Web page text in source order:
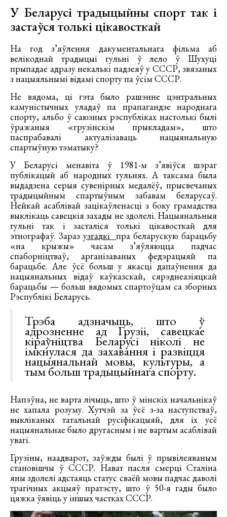
У Беларусі традыцыйны спорт так і
застаўся толькі цікавосткай
На год з’яўлення дакументальнага фільма аб
велікоднай традыцыі гульні ў лело ў Шухуці
прыпадае адразу некалькі падзеяў у СССР, звязаных
з нацыяльнымі відамі спорту па ўсім СССР.
Не вядома, ці гэта было рашэнне цэнтральных
камуністычных уладаў па прапагандзе народнага
спорту, альбо ў саюзных рэспубліках настолькі былі
ўражаныя «грузінскім прыкладам», што
паспрабавалі актуалізаваць нацыянальную
спартыўную тэматыку?
У Беларусі менавіта ў 1981-м з’явіўся шэраг
публікацый аб народных гульнях. А таксама была
выдадзена серыя сувенірных медалёў, прысвечаных
традыцыйным спартыўным забавам беларусаў.
Нейкай асаблівай зацікаўленасці з боку грамадства
выклікаць савецкія захады не здолелі. Нацыянальныя
гульні так і засталіся толькі цікавосткай для
этнографаў. Зараз узгадкі пра беларускую барацьбу
«на крыжы» часам з’яўляюцца падчас
спаборніцтваў, арганізаваных федэрацыяй па
барацьбе. Але ўсё больш у якасці дапаўнення да
нацыянальных відаў каўказскай, сярэднеазіяцкай
барацьбы — больш вядомых спартоўцам са зборных
Рэспублікі Беларусь.
Трэба адзначыць, што ў
адрозненне ад Грузіі, савецкае
кіраўніцтва Беларусі ніколі не
імкнулася да захавання і развіцця
нацыянальнай мовы, культуры, а
тым больш традыцыйнага спорту.
Напэўна, не варта лічыць, што ў мінскіх начальнікаў
не хапала розуму. Хутчэй за ўсё з-за наступстваў,
выкліканых татальнай русіфікацыяй, для іх усё
нацыянальнае было другасным і не вартым асаблівай
увагі.
Грузіны, наадварот, заўжды былі ў прывілеяваным
становішчы ў СССР. Нават пасля смерці Сталіна
яны здолелі адстаяць статус сваёй мовы падчас даволі
трагічных акцыяў пратэсту, што ў 50-я гады было
цяжка ўявіць у іншых частках СССР.